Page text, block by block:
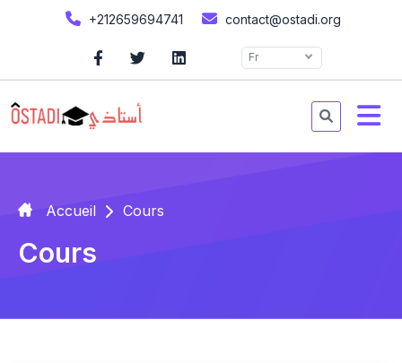
+212659694741 contact@ostadi.org
Fr
Accueil Cours
Cours